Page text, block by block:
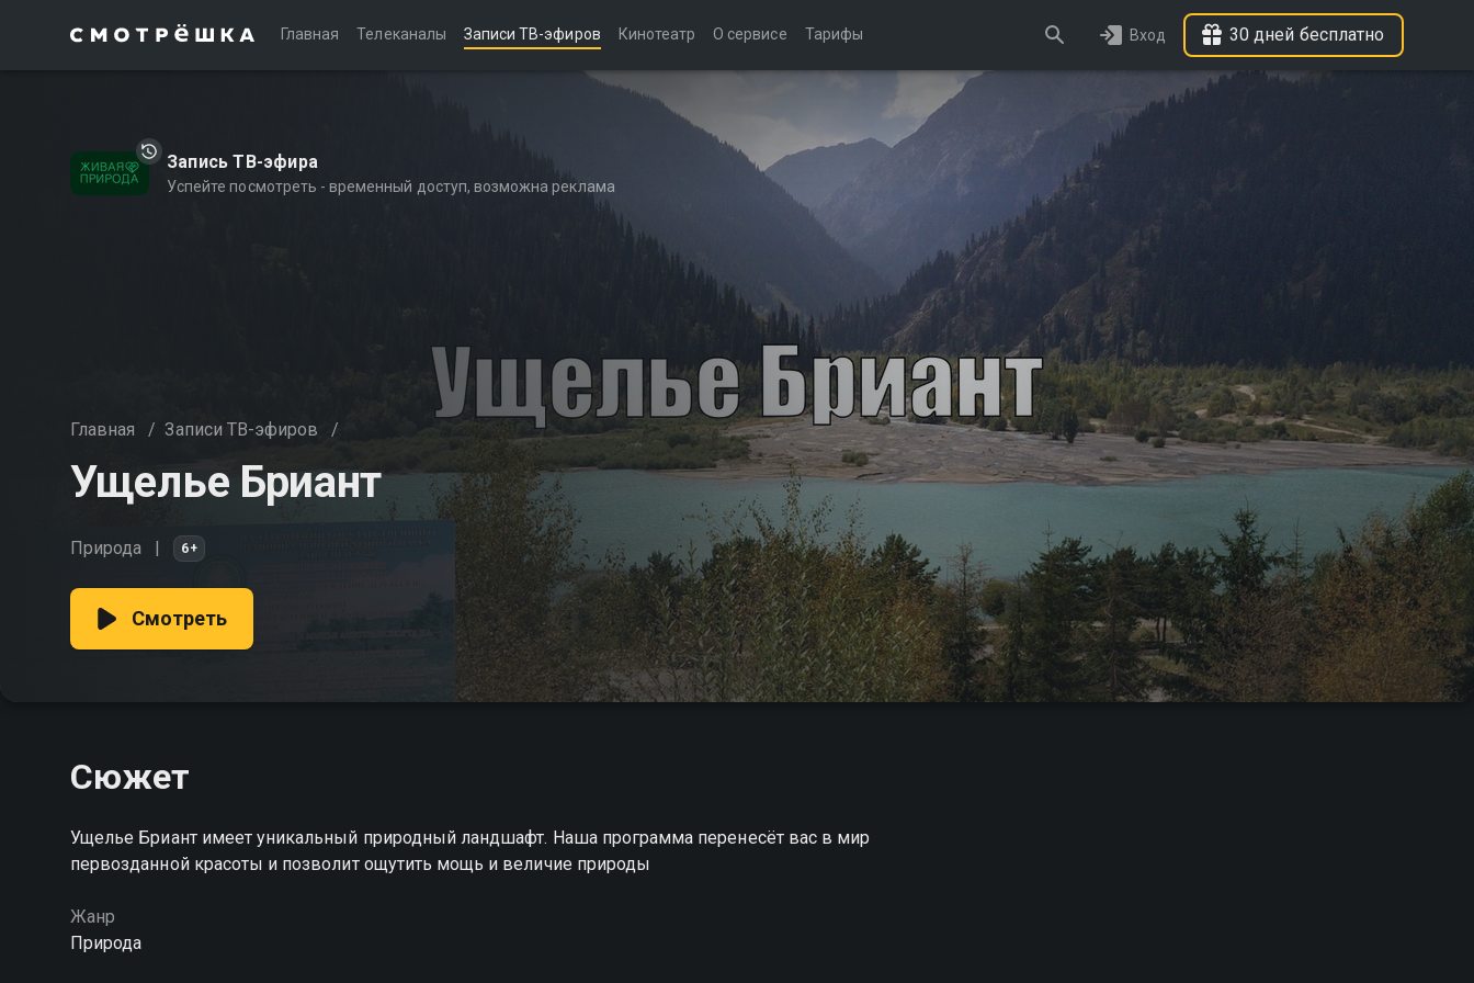
Главная Телеканалы Записи ТВ-эфиров Кинотеатр О сервисе Тарифы Вход 30 дней бесплатно
Запись ТВ-эфира
Успейте посмотреть - временный доступ, возможна реклама
Главная / Записи ТВ-эфиров /
Ущелье Бриант
Природа 6+
Смотреть
Сюжет
Ущелье Бриант имеет уникальный природный ландшафт. Наша программа перенесёт вас в мир
первозданной красоты и позволит ощутить мощь и величие природы
Жанр
Природа